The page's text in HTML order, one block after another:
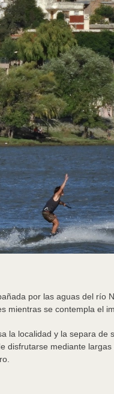
por las aguas del
mientras se contempla el
la localidad y la separa
disfrutarse mediante